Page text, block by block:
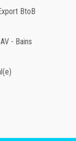
BtoB
- Bains